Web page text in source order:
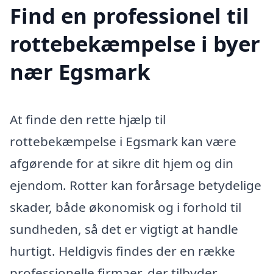
Find en professionel til
rottebekæmpelse i byer
nær Egsmark
At finde den rette hjælp til
rottebekæmpelse i Egsmark kan være
afgørende for at sikre dit hjem og din
ejendom. Rotter kan forårsage betydelige
skader, både økonomisk og i forhold til
sundheden, så det er vigtigt at handle
hurtigt. Heldigvis findes der en række